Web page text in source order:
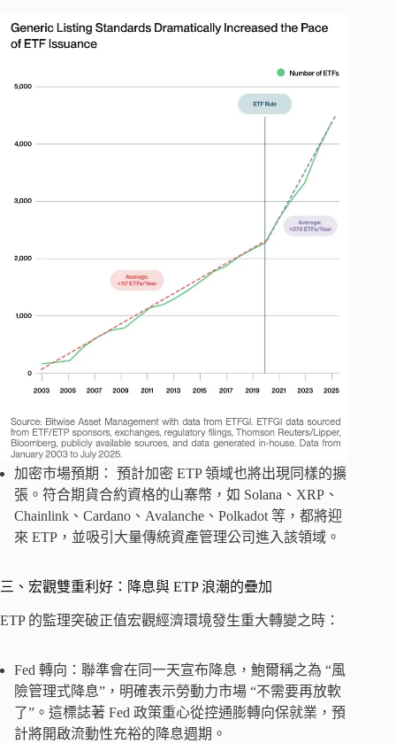
加密市場預期： 預計加密 ETP 領域也將出現同樣的擴
張。符合期貨合約資格的山寨幣，如 Solana、XRP、
Chainlink、Cardano、Avalanche、Polkadot 等，都將迎
來 ETP，並吸引大量傳統資產管理公司進入該領域。
三、宏觀雙重利好：降息與 ETP 浪潮的疊加
ETP 的監理突破正值宏觀經濟環境發生重大轉變之時：
Fed 轉向：聯準會在同一天宣布降息，鮑爾稱之為 “風
險管理式降息”，明確表示勞動力市場 “不需要再放軟
了”。這標誌著 Fed 政策重心從控通膨轉向保就業，預
計將開啟流動性充裕的降息週期。